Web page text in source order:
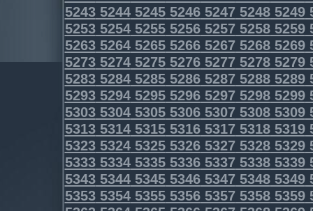
5243524452455246524752485249
5253525452555256525752585259
5263526452655266526752685269
5273527452755276527752785279
5283528452855286528752885289
5293529452955296529752985299
5303530453055306530753085309
5313531453155316531753185319
5323532453255326532753285329
5333533453355336533753385339
5343534453455346534753485349
5353535453555356535753585359